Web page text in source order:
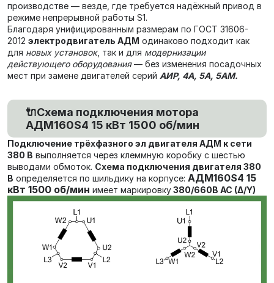
производстве — везде, где требуется надёжный привод в
режиме непрерывной работы S1.
Благодаря унифицированным размерам по ГОСТ 31606-
2012 электродвигатель АДМ одинаково подходит как
для новых установок, так и для модернизации
действующего оборудования— без изменения посадочных
мест при замене двигателей серий АИР, 4А, 5А, 5АМ.
🔌Схема подключения мотора
АДМ160S4 15 кВт 1500 об/мин
Подключение трёхфазного эл двигателя АДМ к сети
380 В выполняется через клеммную коробку с шестью
выводами обмоток. Схема подключения двигателя 380
В определяется по шильдику на корпусе: АДМ160S4 15
кВт 1500 об/мин имеет маркировку380/660В AC (Δ/Y)